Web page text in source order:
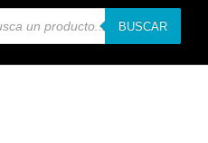
BUSCAR